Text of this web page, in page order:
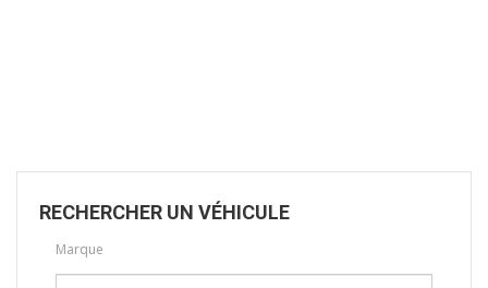
RECHERCHER UN VÉHICULE
Marque